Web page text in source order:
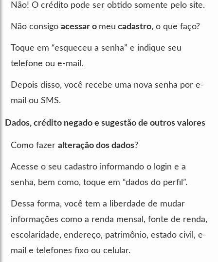
Não! O crédito pode ser obtido somente pelo site.
Não consigo acessar o meu cadastro, o que faço?
Toque em “esqueceu a senha” e indique seu
telefone ou e-mail.
Depois disso, você recebe uma nova senha por e-
mail ou SMS.
Dados, crédito negado e sugestão de outros valores
Como fazer alteração dos dados?
Acesse o seu cadastro informando o login e a
senha, bem como, toque em “dados do perfil”.
Dessa forma, você tem a liberdade de mudar
informações como a renda mensal, fonte de renda,
escolaridade, endereço, patrimônio, estado civil, e-
mail e telefones fixo ou celular.